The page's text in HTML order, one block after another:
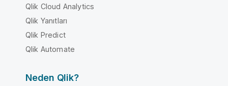
Qlik Cloud Analytics
Qlik Yanıtları
Qlik Predict
Qlik Automate
Neden Qlik?